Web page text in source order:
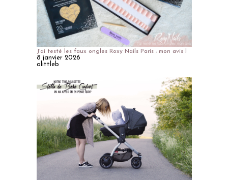
J'ai testé les faux ongles Roxy Nails Paris : mon avis !
8 janvier 2026
alittleb